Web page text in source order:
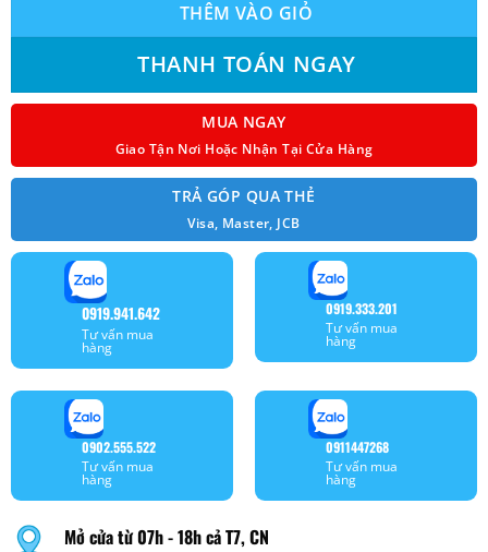
THÊM VÀO GIỎ
THANH TOÁN NGAY
MUA NGAY
Giao Tận Nơi Hoặc Nhận Tại Cửa Hàng
TRẢ GÓP QUA THẺ
Visa, Master, JCB
0919.941.642
Tư vấn mua
hàng
0919.333.201
Tư vấn mua
hàng
0902.555.522
Tư vấn mua
hàng
0911447268
Tư vấn mua
hàng
Mở cửa từ 07h - 18h cả T7, CN